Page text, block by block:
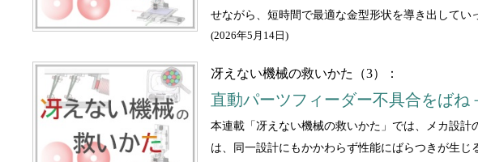
せながら、短時間で最適な金型形状を導き出してい
(2026年5月14日 )
冴えない機械の救いかた（3）：
直動パーツフィーダー不具合をばね
本連載「冴えない機械の救いかた」では、メカ設
は、同一設計にもかかわらず性能にばらつきが生